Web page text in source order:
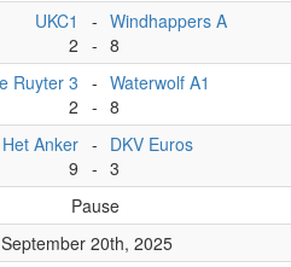
UKC1
2
-
-
Windhappers A
8
Ruyter 3
2
-
-
Waterwolf A1
8
Anker
9
-
-
DKV Euros
3
Pause
September 20th, 2025